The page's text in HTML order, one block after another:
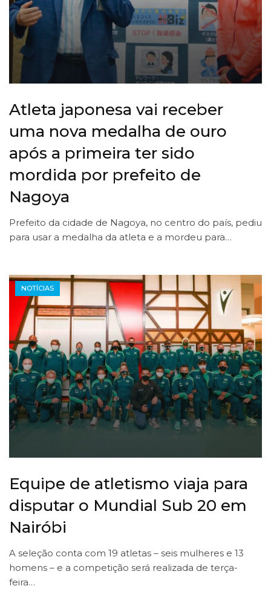
Atleta japonesa vai receber
uma nova medalha de ouro
após a primeira ter sido
mordida por prefeito de
Nagoya
Prefeito da cidade de Nagoya, no centro do país, pediu
para usar a medalha da atleta e a mordeu para…
NOTÍCIAS
Equipe de atletismo viaja para
disputar o Mundial Sub 20 em
Nairóbi
A seleção conta com 19 atletas – seis mulheres e 13
homens – e a competição será realizada de terça-
feira…